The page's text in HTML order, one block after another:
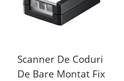
Scanner De Coduri
De Bare Montat Fix